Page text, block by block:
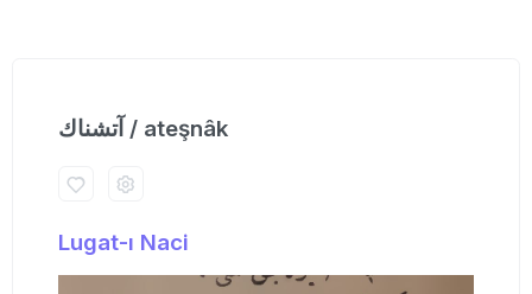
آتشناك / ateşnâk
Lugat-ı Naci